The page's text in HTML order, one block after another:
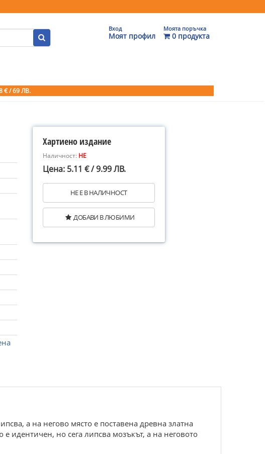
Вход
Моят профил
Моята поръчка
0 продукта
€ / 69 ЛВ.
Хартиено издание
Наличност: НЕ
Цена: 5.11 € / 9.99 ЛВ.
НЕ Е В НАЛИЧНОСТ
ДОБАВИ В ЛЮБИМИ
а на негово място е поставена древна златна
идентичен, но сега липсва мозъкът, а на неговото